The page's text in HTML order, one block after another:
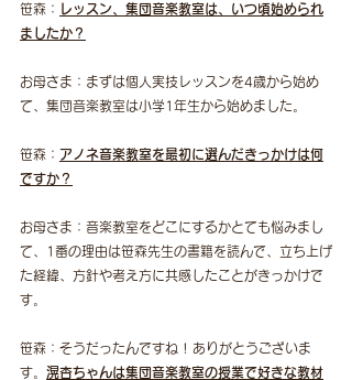
笹森：
レッスン、集団音楽教室は、いつ頃始められ
ましたか？
お母さま：まずは個人実技レッスンを4歳から始め
て、集団音楽教室は小学1年生から始めました。
笹森： アノネ音楽教室を最初に選んだきっかけは何
ですか？
お母さま：音楽教室をどこにするかとても悩みまし
て、1番の理由は笹森先生の書籍を読んで、立ち上げ
た経緯、方針や考え方に共感したことがきっかけで
す。
笹森：そうだったんですね ! ありがとうございま
す。 滉杏ちゃんは集団音楽教室の授業で好きな教材